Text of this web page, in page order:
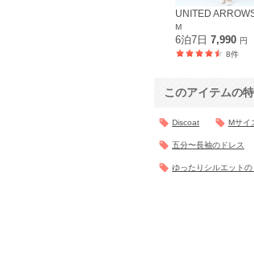
UNITED
M
6泊7日 7,990 円
8件
このアイテムの
Discoat Mサイ
五分〜長袖のドレス
ゆったりシルエットの